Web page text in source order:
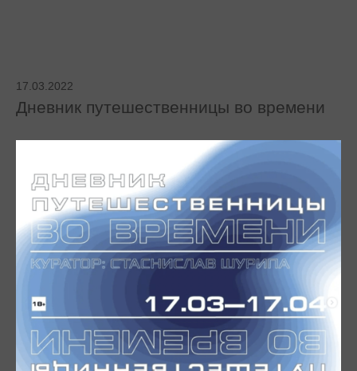
17.03.2022
Дневник путешественницы во времени